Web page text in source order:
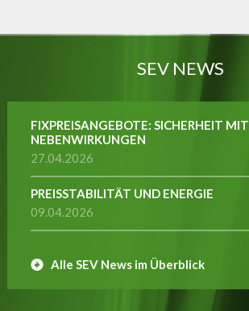
SEV NEWS
FIXPREISANGEBOTE: SICHERHEIT MIT
NEBENWIRKUNGEN
27.04.2026
PREISSTABILITÄT UND ENERGIE
09.04.2026
Alle SEV News im Überblick